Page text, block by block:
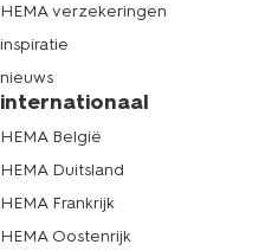
HEMA verzekeringen
inspiratie
nieuws
internationaal
HEMA België
HEMA Duitsland
HEMA Frankrijk
HEMA Oostenrijk